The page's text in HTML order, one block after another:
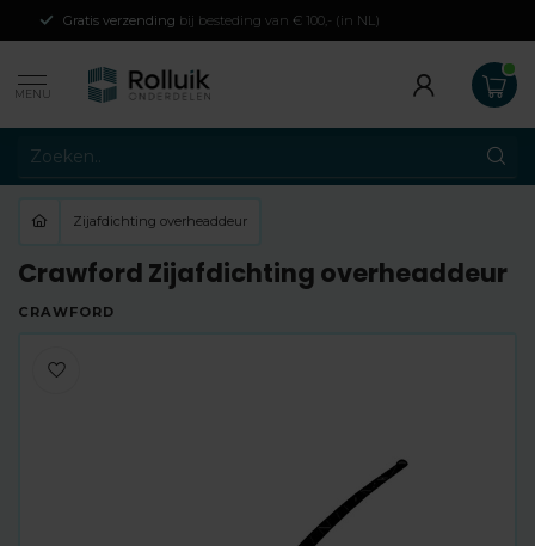
Gratis verzending bij besteding van € 100,- (in NL)
MENU
Zijafdichting overheaddeur
Crawford Zijafdichting overheaddeur
CRAWFORD